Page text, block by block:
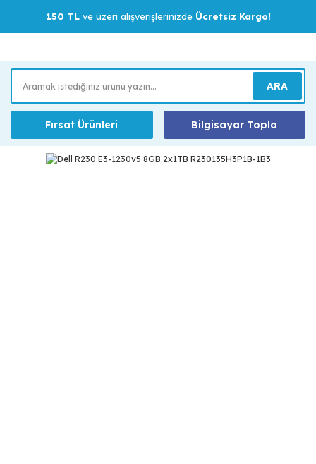
150 TLve üzeri alışverişlerinizde Ücretsiz Kargo!
ARA
Fırsat Ürünleri Bilgisayar Topla